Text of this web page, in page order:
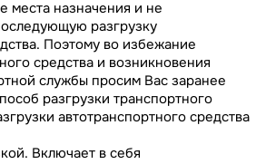
места назначения и не
разгрузку
Поэтому во избежание
средства и возникновения
службы просим Вас заранее
разгрузки транспортного
автотранспортного средства
Включает в себя